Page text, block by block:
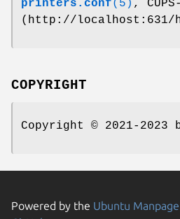
printers.conf(5) ,
(http://localhost:631/
COPYRIGHT
Copyright © 2021-2023
Powered by the Ubuntu